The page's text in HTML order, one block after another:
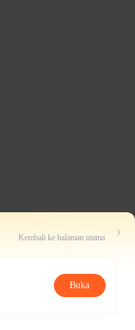
Kembali ke halaman utama
Buka